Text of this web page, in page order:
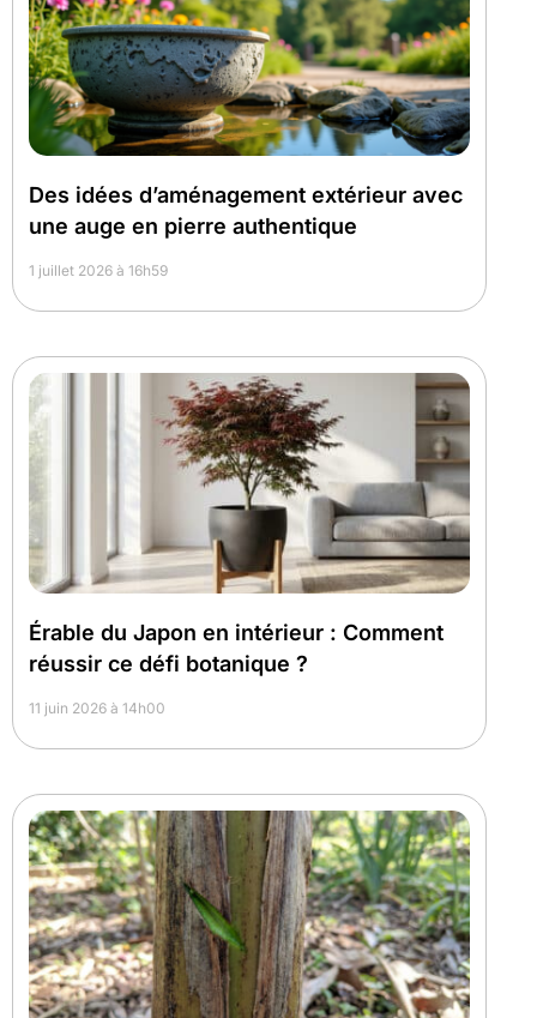
Des idées d’aménagement extérieur avec
une auge en pierre authentique
1 juillet 2026 à 16h59
Érable du Japon en intérieur : Comment
réussir ce défi botanique ?
11 juin 2026 à 14h00